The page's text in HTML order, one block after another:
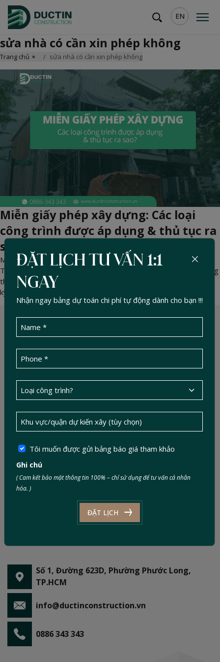
EN
sửa nhà có cần xin phép không
Trang chủ sửa nhà có cần xin phép không
Miễn giấy phép xây dựng: Các loại
công trình được áp dụng & thủ tục ra
sao? (Cập Nhật 2026)
May 11, 2026 - DucTin Construction>Kinh nghiệm xây nhà
Tìm hiểu chi tiết các loại công trình được miễn giấy phép xây dựng
theo luật hiện hành, thủ tục thông báo khởi công và những rủi ro
kỹ thuật cần lưu ý.
Số 1, Đường 623D, Phường Phước Long,
TP.HCM
info@ductinconstruction.vn
0886 343 343
ĐẶT LỊCH TƯ VẤN 1:1
NGAY
Nhận ngay bảng dự toán chi phí tự động dành cho bạn !!!
Tôi muốn được gửi bảng báo giá tham khảo
Ghi chú
( Cam kết bảo mật thông tin 100% – chỉ sử dụng để tư vấn cá nhân
hóa. )
ĐẶT LỊCH